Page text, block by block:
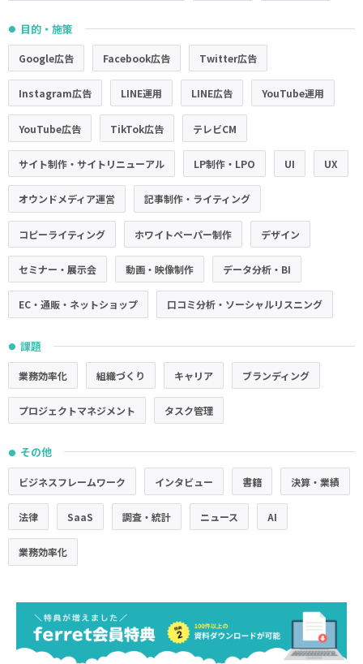
● 目的・施策
Google広告 Facebook広告 Twitter広告
Instagram広告 LINE運用 LINE広告 YouTube運用
YouTube広告 TikTok広告 テレビCM
サイト制作・サイトリニューアル LP制作・LPO UI UX
オウンドメディア運営 記事制作・ライティング
コピーライティング ホワイトペーパー制作 デザイン
セミナー・展示会 動画・映像制作 データ分析・BI
EC・通販・ネットショップ 口コミ分析・ソーシャルリスニング
● 課題
業務効率化 組織づくり キャリア ブランディング
プロジェクトマネジメント タスク管理
● その他
ビジネスフレームワーク インタビュー 書籍 決算・業績
法律 SaaS 調査・統計 ニュース AI
業務効率化